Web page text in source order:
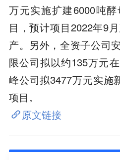
万元实施扩建6000吨
目，预计项目2022年9
产。另外，全资子公司
限公司拟以约135万元
峰公司拟3477万元实施
项目。
原文链接